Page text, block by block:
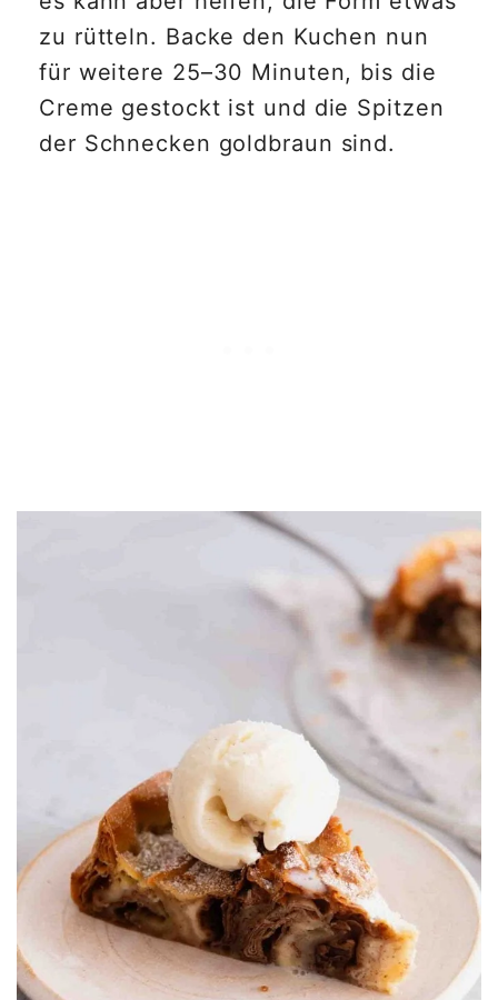
zu rütteln. Backe den Kuchen nun
für weitere 25–30 Minuten, bis die
Creme gestockt ist und die Spitzen
der Schnecken goldbraun sind.